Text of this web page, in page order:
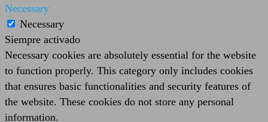
Necessary
Necessary
Siempre activado
Necessary cookies are absolutely essential for the website
to function properly. This category only includes cookies
that ensures basic functionalities and security features of
the website. These cookies do not store any personal
information.